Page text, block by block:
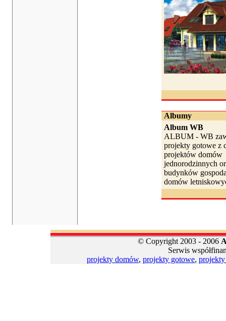
Albumy
Album WB
ALBUM - WB
projekty gotowe z
projektów domów
jednorodzinnych
budynków
domów
© Copyright 2003 - 2006
Serwis
projekty domów, projekty gotowe,